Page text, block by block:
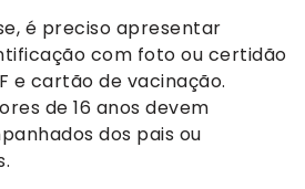
é preciso apresentar
com foto ou certidão
e cartão de vacinação.
de 16 anos devem
dos pais ou